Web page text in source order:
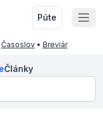
Púte
Časoslov• Breviár
Články